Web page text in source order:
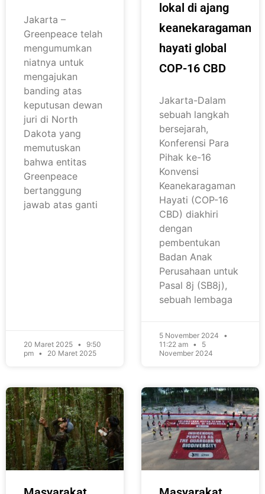
Jakarta –
Greenpeace telah
mengumumkan
niatnya untuk
mengajukan
banding atas
keputusan dewan
juri di North
Dakota yang
memutuskan
bahwa entitas
Greenpeace
bertanggung
jawab atas ganti
20 Maret 2025
9:50
pm
20 Maret 2025
lokal di ajang
keanekaragaman
hayati global
COP-16 CBD
Jakarta-Dalam
sebuah langkah
bersejarah,
Konferensi Para
Pihak ke-16
Konvensi
Keanekaragaman
Hayati (COP-16
CBD) diakhiri
dengan
pembentukan
Badan Anak
Perusahaan untuk
Pasal 8j (SB8j),
sebuah lembaga
5 November 2024
11:22 am
5
November 2024